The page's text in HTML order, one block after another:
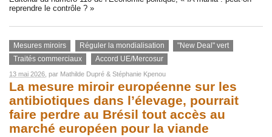
reprendre le contrôle ? »
Mesures miroirs Réguler la mondialisation
"New Deal" vert
Traités commerciaux
Accord UE/Mercosur
13 mai 2026, par Mathilde Dupré & Stéphanie Kpenou
La mesure miroir européenne sur les
antibiotiques dans l’élevage, pourrait
faire perdre au Brésil tout accès au
marché européen pour la viande